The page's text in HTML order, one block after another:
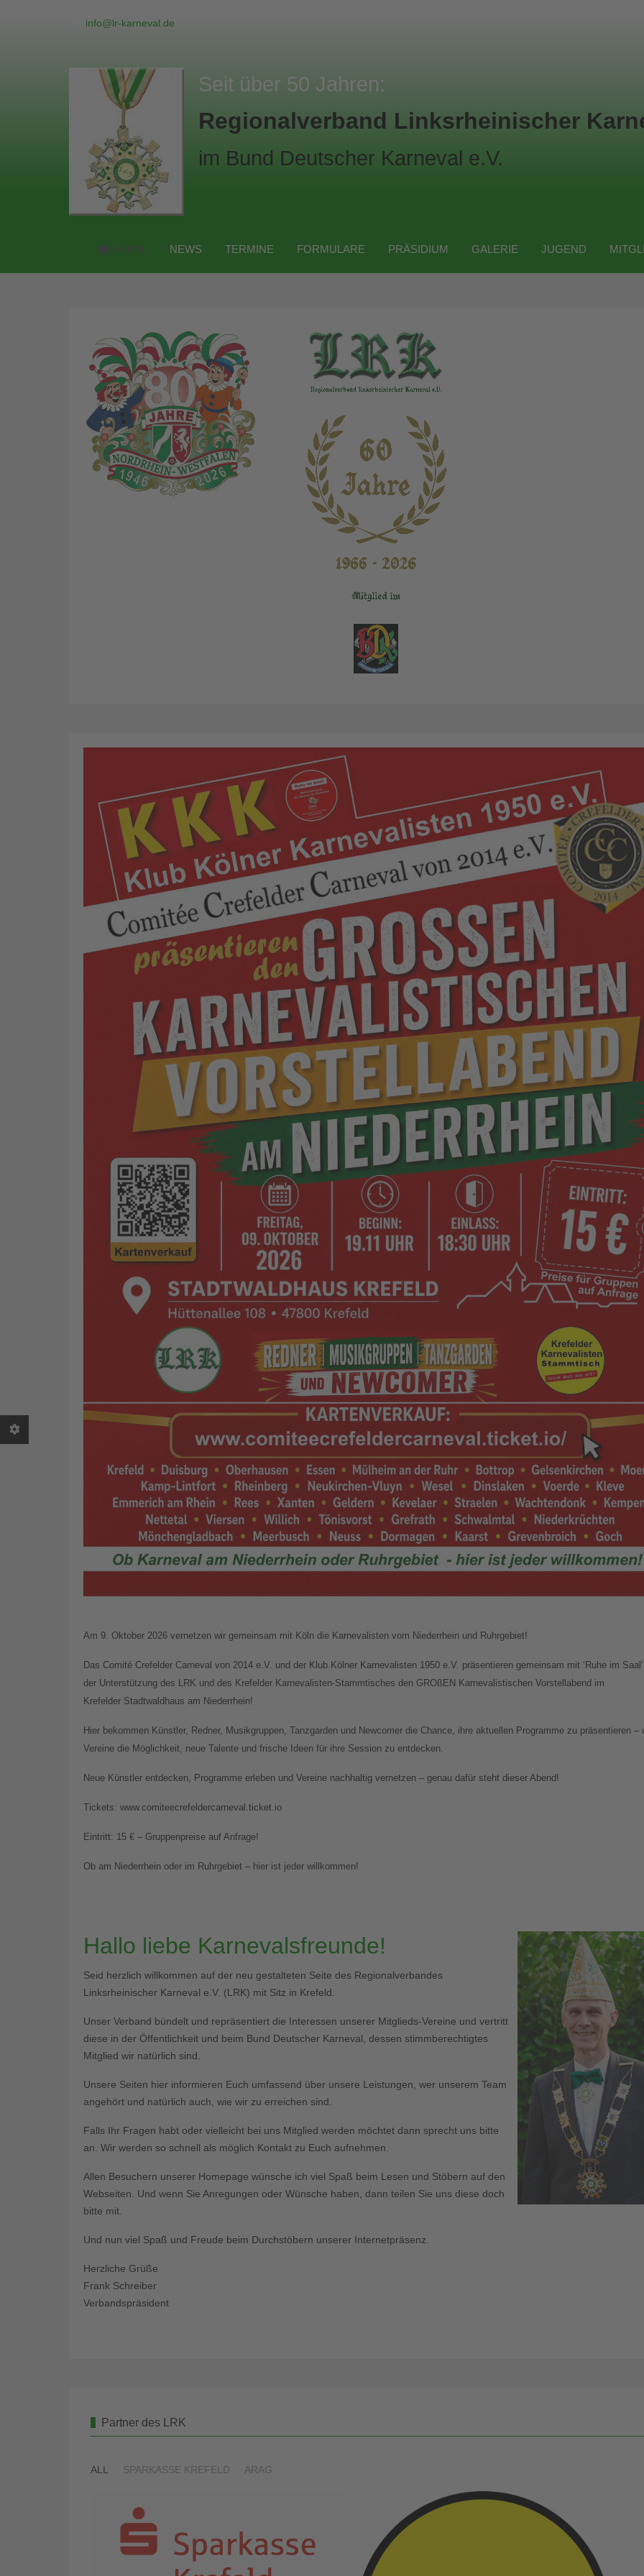
info@lr-karneval.de
Seit über 50 Jahren:
Regionalverband Linksrheinischer
im Bund Deutscher Karneval e.V.
HOME NEWS TERMINE FORMULARE PRÄSIDIUM GALERIE JUGEND
Am 9. Oktober 2026 vernetzen wir gemeinsam mit Köln die Karnevalisten vom Niederrhein und Ruhrgebiet!
Das Comité Crefelder Carneval von 2014 e.V. und der Klub Kölner Karnevalisten 1950 e.V. präsentieren gemeinsam mit ‘Ruhe im Saal’
der Unterstützung des LRK und des Krefelder Karnevalisten-Stammtisches den GROßEN Karnevalistischen Vorstellabend im
Krefelder Stadtwaldhaus am Niederrhein!
Hier bekommen Künstler, Redner, Musikgruppen, Tanzgarden und Newcomer die Chance, ihre aktuellen Programme zu präsentieren –
Vereine die Möglichkeit, neue Talente und frische Ideen für ihre Session zu entdecken.
Neue Künstler entdecken, Programme erleben und Vereine nachhaltig vernetzen – genau dafür steht dieser Abend!
Tickets: www.comiteecrefeldercarneval.ticket.io
Eintritt: 15 € – Gruppenpreise auf Anfrage!
Ob am Niederrhein oder im Ruhrgebiet – hier ist jeder willkommen!
Hallo liebe Karnevalsfreunde!
Seid herzlich willkommen auf der neu gestalteten Seite des Regionalverbandes
Linksrheinischer Karneval e.V. (LRK) mit Sitz in Krefeld.
Unser Verband bündelt und repräsentiert die Interessen unserer Mitglieds-Vereine und vertritt
diese in der Öffentlichkeit und beim Bund Deutscher Karneval, dessen stimmberechtigtes
Mitglied wir natürlich sind.
Unsere Seiten hier informieren Euch umfassend über unsere Leistungen, wer unserem Team
angehört und natürlich auch, wie wir zu erreichen sind.
Falls Ihr Fragen habt oder vielleicht bei uns Mitglied werden möchtet dann sprecht uns bitte
an. Wir werden so schnell als möglich Kontakt zu Euch aufnehmen.
Allen Besuchern unserer Homepage wünsche ich viel Spaß beim Lesen und Stöbern auf den
Webseiten. Und wenn Sie Anregungen oder Wünsche haben, dann teilen Sie uns diese doch
bitte mit.
Und nun viel Spaß und Freude beim Durchstöbern unserer Internetpräsenz.
Herzliche Grüße
Frank Schreiber
Verbandspräsident
Partner des LRK
ALL SPARKASSE KREFELD ARAG